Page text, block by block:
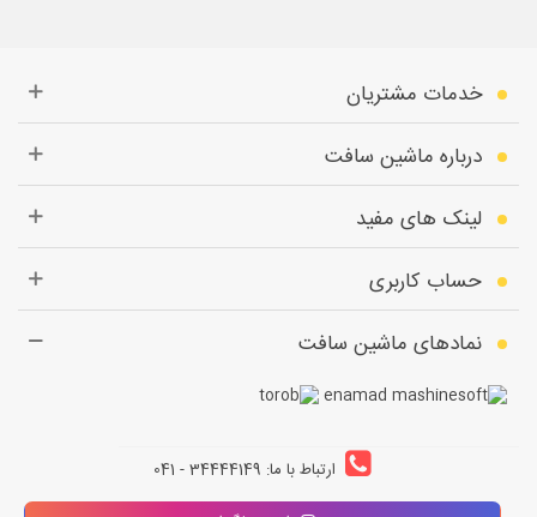
خدمات مشتریان
درباره ماشین سافت
لینک های مفید
حساب کاربری
نمادهای ماشین سافت
ارتباط با ما: 34444149 - 041